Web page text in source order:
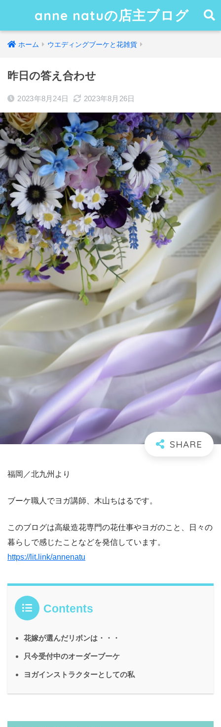
anne natuの店主ブログ
ホーム ウエディングブーケと花雑貨
昨日の答え合わせ
2023年8月24日 2023年8月26日
福岡／北九州より
ブーケ職人でヨガ講師、木山ちはるです。
このブログは高級造花専門の花仕事やヨガのこと、日々の
暮らしで感じたことなどを発信しています。
https://lit.link/annenatu
Contents
花嫁が選んだリボンは・・・
只今受付中のオーダーブーケ
ヨガインストラクターとしての私